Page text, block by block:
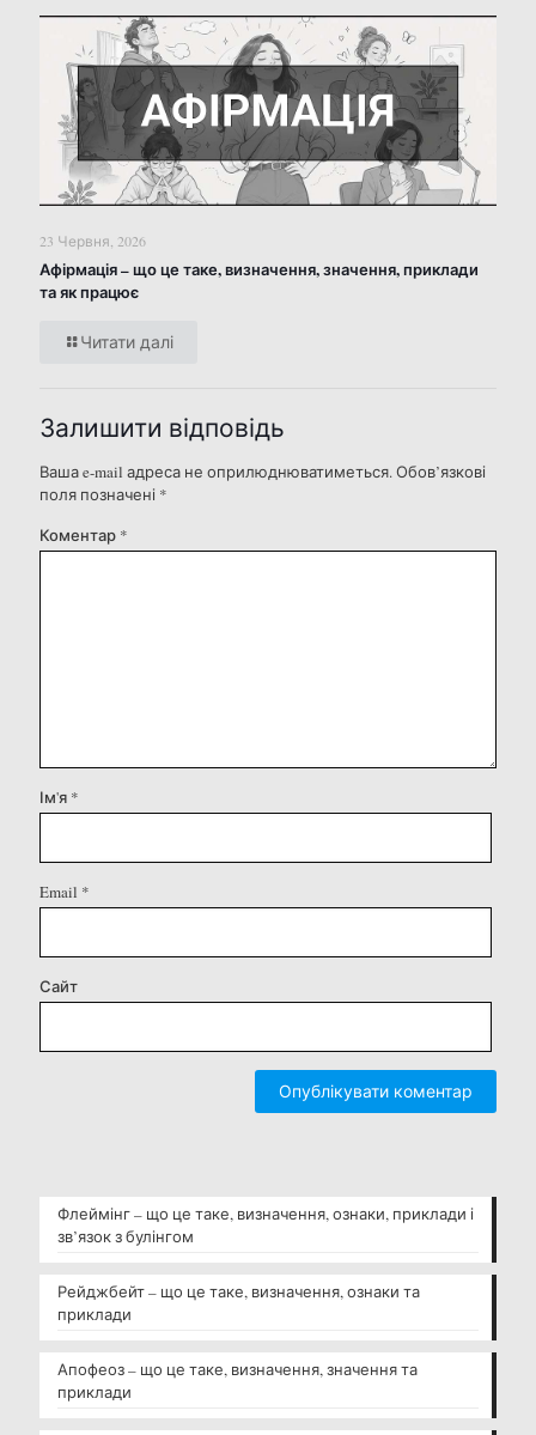
23 Червня, 2026
Афірмація – що це таке, визначення, значення, приклади
та як працює
Читати далі
Залишити відповідь
Ваша e-mail адреса не оприлюднюватиметься.Обов’язкові
поля позначені *
Коментар *
Ім'я *
Email *
Сайт
Флеймінг – що це таке, визначення, ознаки, приклади і
зв’язок з булінгом
Рейджбейт – що це таке, визначення, ознаки та
приклади
Апофеоз – що це таке, визначення, значення та
приклади